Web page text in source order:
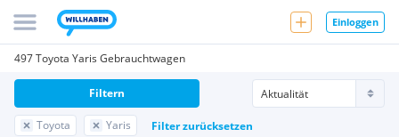
Einloggen
497 Toyota Yaris Gebrauchtwagen
Toyota Yaris Filter zurücksetzen
Filtern